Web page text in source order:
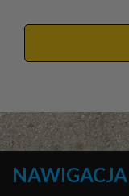
NAWIGACJA